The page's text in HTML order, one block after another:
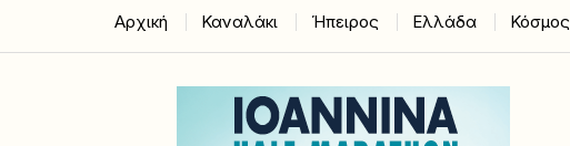
Αρχική Καναλάκι Ήπειρος Ελλάδα Κόσμος